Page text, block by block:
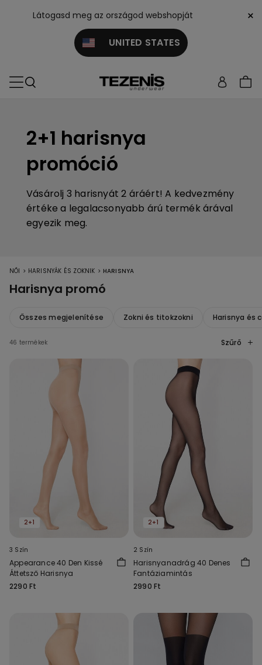
Látogasd meg az országod webshopját
UNITED STATES
×
2+1 harisnya
promóció
Vásárolj 3 harisnyát 2 áráért!A kedvezmény
értéke a legalacsonyabb árú termék árával
egyezik meg.
NŐI > HARISNYÁK ÉS ZOKNIK > HARISNYA
Harisnya promó
Összes megjelenítése Zokni és titokzokni Harisnya és
46 termékek Szűrő
2+1
3 Szín
Appearance 40 Den Kissé
Áttetsző Harisnya
2290 Ft
2+1
2 Szín
Harisnyanadrág 40 Denes
Fantáziamintás
2990 Ft